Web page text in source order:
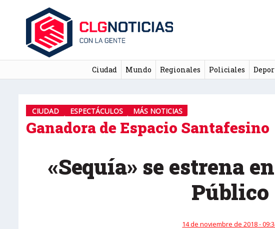
Ciudad Mundo Regionales Policiales
CIUDAD ESPECTÁCULOS MÁS NOTICIAS
Ganadora de Espacio Santafesino
«Sequía» se estrena
Público
14 de noviembre de 2018 -